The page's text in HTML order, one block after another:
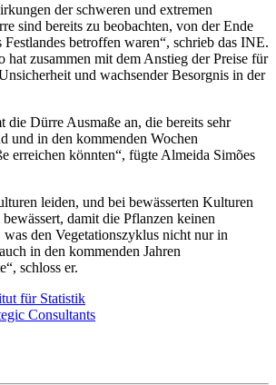
der schweren und extremen
sind bereits zu beobachten, von der Ende
Festlandes betroffen waren“, schrieb das INE.
hat zusammen mit dem Anstieg der Preise für
und wachsender Besorgnis in der
die Dürre Ausmaße an, die bereits sehr
und in den kommenden Wochen
erreichen könnten“, fügte Almeida Simões
leiden, und bei bewässerten Kulturen
damit die Pflanzen keinen
was den Vegetationszyklus nicht nur in
in den kommenden Jahren
schloss er.
für Statistik
Consultants